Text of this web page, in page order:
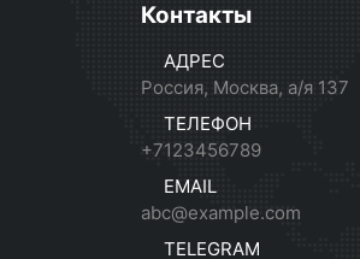
Контакты
АДРЕС
Россия, Москва, а/я 137
ТЕЛЕФОН
+7123456789
EMAIL
abc@example.com
TELEGRAM